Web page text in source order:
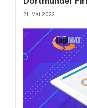
21. Mai 2022